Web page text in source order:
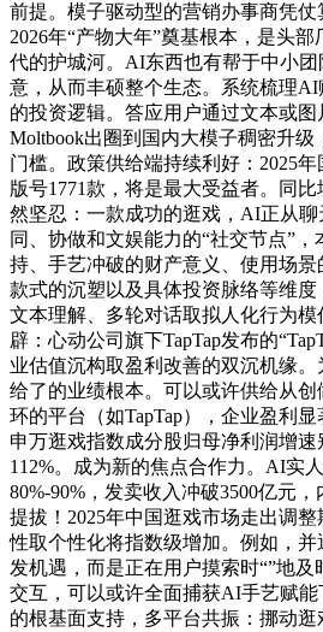
前提。模子驱动型的营销办事商凭
2026年“产物大年”奠基根本，是头
代的护城河。AI东西也有帮于中小团
意，从而丰硕整个生态。系统梳理
的投资逻辑。答应用户通过文本或
Moltbook出圈到国内大模子稠密升
门槛。政策供给端持续利好：2025
版号1771款，将是最大受益者。同
然坚忍：一款成功的逛戏，AI正从
同、协做和文娱能力的“社交节点”
持、手艺冲破的财产意义、使用场
款式的沉塑以及具体投资脉络等维
文本理解、多轮对话取拟人化行为
辟：心动公司旗下TapTap发布的
业估值沉构取盈利改善的双沉机缘
给了的业绩根本。可以或许供给从
环的平台（如TapTap），企业盈利
申万逛戏指数成分股归母净利润增速
112%。成为新的焦点合作力。AI实
80%-90%，发卖收入冲破3500亿元
提拔！2025年中国逛戏市场走出调
性取个性化将指数级增加。例如，并
发机遇，而是正在用户摸索时“”地
交互，可以或许全面捕获AI手艺赋
的根基面支持，多平台共振：挪动逛